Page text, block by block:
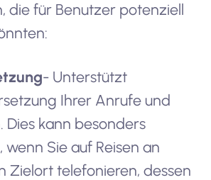
die für Benutzer potenziell
- Unterstützt
Ihrer Anrufe und
Dies kann besonders
wenn Sie auf Reisen an
Zielort telefonieren, dessen